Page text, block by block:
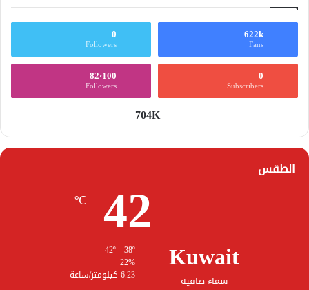
622k
Fans
0
Followers
0
Subscribers
82٬100
Followers
704K
الطقس
Kuwait
سماء صافية
42
℃
22%
6.23 كيلومتر/ساعة